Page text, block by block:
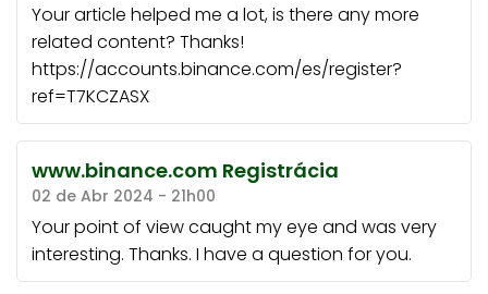
Your article helped me a lot, is there any more
related content? Thanks!
https://accounts.binance.com/es/register?
ref=T7KCZASX
www.binance.com Registrácia
02 de Abr 2024 - 21h00
Your point of view caught my eye and was very
interesting. Thanks. I have a question for you.